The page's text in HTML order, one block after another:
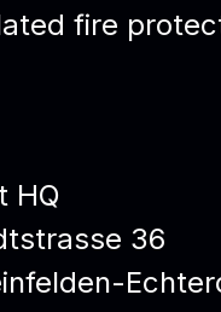
fire
HQ
36